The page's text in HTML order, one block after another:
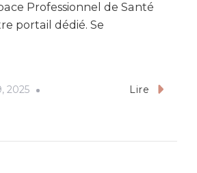
Professionnel de Santé
portail dédié. Se
2025 Lire